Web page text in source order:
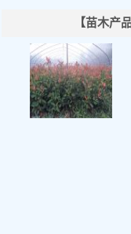
【苗木产